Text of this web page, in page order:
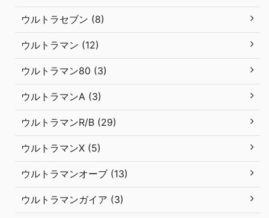
ウルトラセブン (8)
ウルトラマン (12)
ウルトラマン80 (3)
ウルトラマンA (3)
ウルトラマンR/B (29)
ウルトラマンX (5)
ウルトラマンオーブ (13)
ウルトラマンガイア (3)